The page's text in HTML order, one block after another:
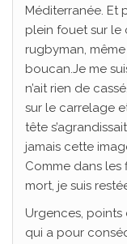
Méditerranée. Et
plein fouet sur le
rugbyman,
boucan.Je me
n’ait rien de
sur le carrelage
tête
jamais cette
Comme dans les
mort, je suis
Urgences,
qui a pour